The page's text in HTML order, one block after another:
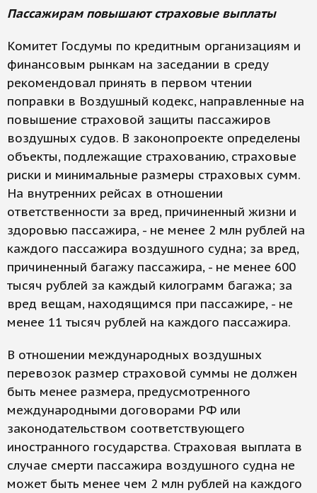
Пассажирам повышают страховые выплаты
Комитет Госдумы по кредитным организациям и
финансовым рынкам на заседании в среду
рекомендовал принять в первом чтении
поправки в Воздушный кодекс, направленные на
повышение страховой защиты пассажиров
воздушных судов. В законопроекте определены
объекты, подлежащие страхованию, страховые
риски и минимальные размеры страховых сумм.
На внутренних рейсах в отношении
ответственности за вред, причиненный жизни и
здоровью пассажира, - не менее 2 млн рублей на
каждого пассажира воздушного судна; за вред,
причиненный багажу пассажира, - не менее 600
тысяч рублей за каждый килограмм багажа; за
вред вещам, находящимся при пассажире, - не
менее 11 тысяч рублей на каждого пассажира.
В отношении международных воздушных
перевозок размер страховой суммы не должен
быть менее размера, предусмотренного
международными договорами РФ или
законодательством соответствующего
иностранного государства. Страховая выплата в
случае смерти пассажира воздушного судна не
может быть менее чем 2 млн рублей на каждого